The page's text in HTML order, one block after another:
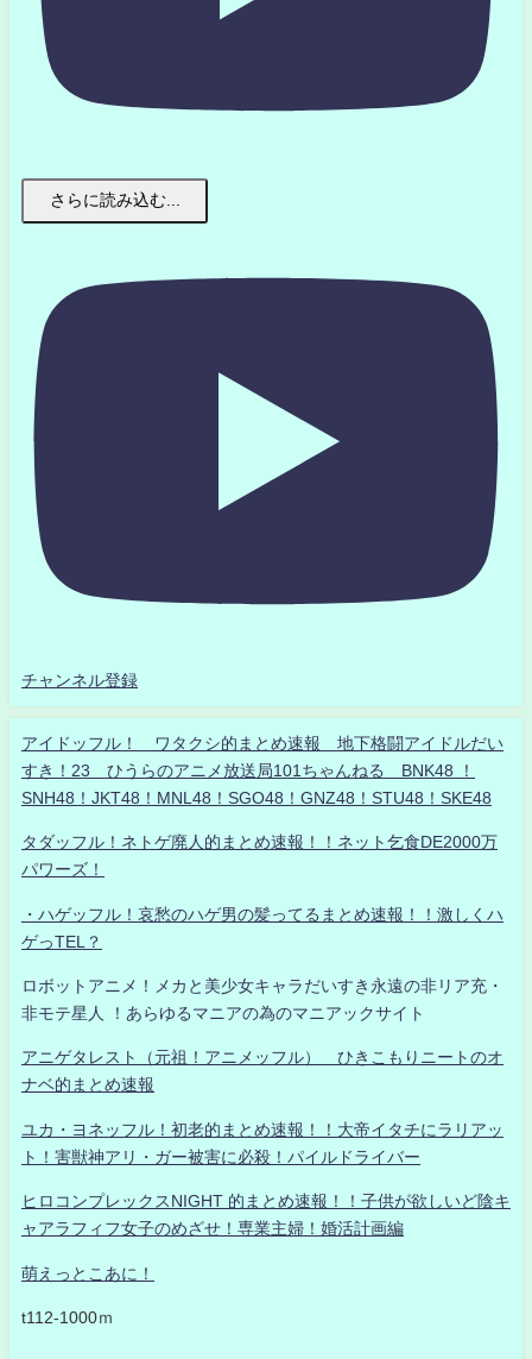
さらに読み込む...
チャンネル登録
アイドッフル！ ワタクシ的まとめ速報 地下格闘アイドルだい
すき！23 ひうらのアニメ放送局101ちゃんねる BNK48 ！
SNH48！JKT48！MNL48！SGO48！GNZ48！STU48！SKE48
タダッフル！ネトゲ廃人的まとめ速報！！ネット乞食DE2000万
パワーズ！
・ハゲッフル！哀愁のハゲ男の髪ってるまとめ速報！！激しくハ
ゲっTEL？
ロボットアニメ！メカと美少女キャラだいすき永遠の非リア充・
非モテ星人 ！あらゆるマニアの為のマニアックサイト
アニゲタレスト（元祖！アニメッフル） ひきこもりニートのオ
ナベ的まとめ速報
ユカ・ヨネッフル！初老的まとめ速報！！大帝イタチにラリアッ
ト！害獣神アリ・ガー被害に必殺！パイルドライバー
ヒロコンプレックスNIGHT 的まとめ速報！！子供が欲しいど陰キ
ャアラフィフ女子のめざせ！専業主婦！婚活計画編
萌えっとこあに！
t112-1000ｍ